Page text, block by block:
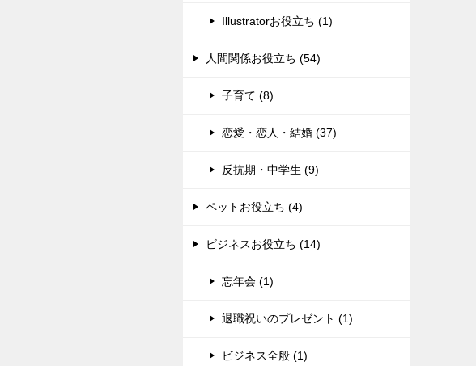
Illustratorお役立ち (1)
人間関係お役立ち (54)
子育て (8)
恋愛・恋人・結婚 (37)
反抗期・中学生 (9)
ペットお役立ち (4)
ビジネスお役立ち (14)
忘年会 (1)
退職祝いのプレゼント (1)
ビジネス全般 (1)